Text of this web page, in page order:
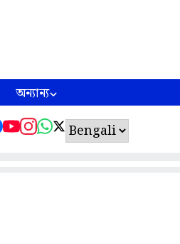
অন্যান্য